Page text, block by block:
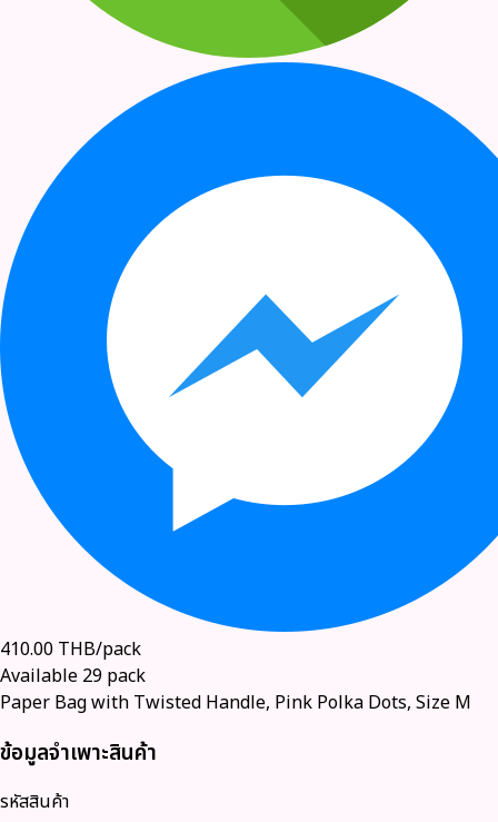
410.00 THB/pack
Available 29 pack
Paper Bag with Twisted Handle, Pink Polka Dots, Size M
ข้อมูลจำเพาะสินค้า
รหัสสินค้า